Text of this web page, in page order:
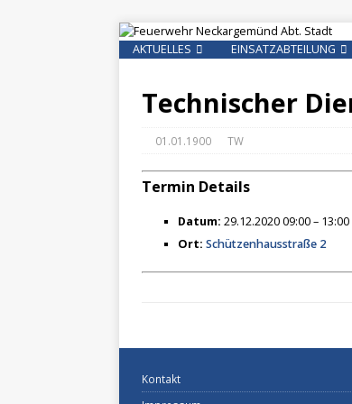
AKTUELLES EINSATZABTEILUNG
Technischer
01.01.1900 TW
Termin Details
Datum: 29.12.2020 09:00– 13:00
Ort: Schützenhausstraße 2
Kontakt